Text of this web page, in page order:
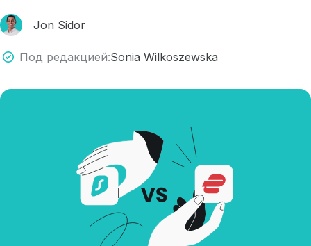
Jon Sidor
Под редакцией:Sonia Wilkoszewska